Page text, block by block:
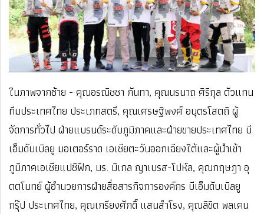
ในภาพจากซ้าย - คุณอรณิชชา กันทา, คุณนรนาถ ศิริกุล ตัวแทน
ทีมประเทศไทย ประเภทสตรี, คุณเศรษฐิพงศ์ อนุตรโสตถิ ผู้
จัดการทั่วไป ฝ่ายแบรนด์ระดับภูมิภาคและฝ่ายขายประเทศไทย บี
เอ็มดับเบิลยู มอเตอร์ราด เอเชียตะวันออกเฉียงใต้และผู้นำเข้า
ภูมิภาคเอเชียแปซิฟิก, มร. มิเกล ญาเบรส-โปห์ล, คุณกฤษฎา อุ
ตตโมทย์ ผู้อำนวยการฝ่ายสื่อสารกิจการองค์กร บีเอ็มดับเบิลยู
กรุ๊ป ประเทศไทย, คุณเกรียงศักดิ์ แสนสำโรง, คุณลิขิต พลเคน